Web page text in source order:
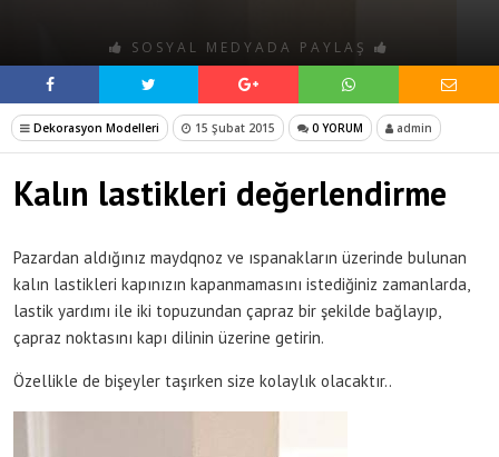
SOSYAL MEDYADA PAYLAŞ
Dekorasyon Modelleri 15 Şubat 2015 0 YORUM admin
Kalın lastikleri değerlendirme
Pazardan aldığınız maydqnoz ve ıspanakların üzerinde bulunan
kalın lastikleri kapınızın kapanmamasını istediğiniz zamanlarda,
lastik yardımı ile iki topuzundan çapraz bir şekilde bağlayıp,
çapraz noktasını kapı dilinin üzerine getirin.
Özellikle de bişeyler taşırken size kolaylık olacaktır..